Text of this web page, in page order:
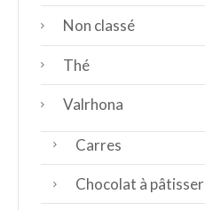
Non classé
Thé
Valrhona
Carres
Chocolat à pâtisser